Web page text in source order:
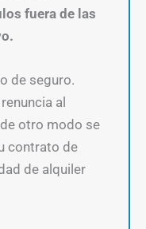
fuera de las
de seguro.
al
otro modo se
contrato de
de alquiler